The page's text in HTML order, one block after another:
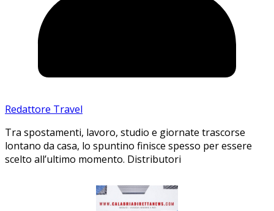
Redattore Travel
Tra spostamenti, lavoro, studio e giornate trascorse
lontano da casa, lo spuntino finisce spesso per essere
scelto all’ultimo momento. Distributori